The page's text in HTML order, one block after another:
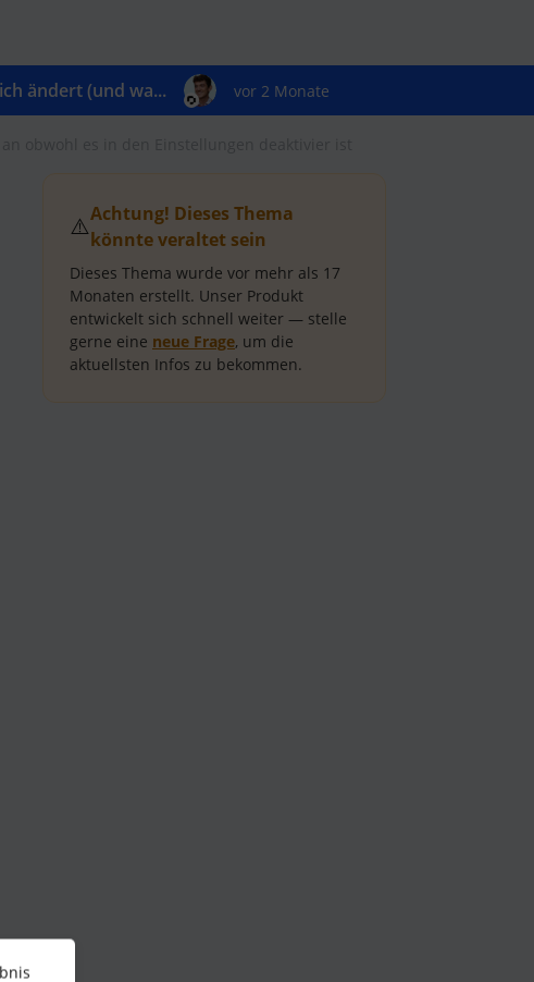
ändert (und wa... vor 2 Monate
⚠️Achtung! Dieses Thema
könnte veraltet sein
Dieses Thema wurde vor mehr als 17
Monaten erstellt. Unser Produkt
entwickelt sich schnell weiter — stelle
gerne eine neue Frage, um die
aktuellsten Infos zu bekommen.